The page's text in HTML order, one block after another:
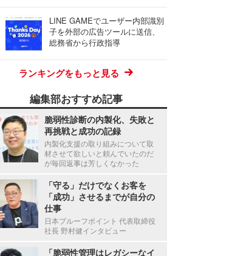
LINE GAMEでユーザー内部識別
子を外部の広告ツールに送信、
総務省から行政指導
ランキングをもっと見る
編集部おすすめ記事
脆弱性診断の内製化、失敗と
再挑戦と成功の記録
内製化支援の取り組みについて取
材させて欲しいと頼んでいたのだ
が毎回返事は芳しくなかった
「守る」だけでなくお客を
「成功」させるまでが自分の
仕事
日本プルーフポイント 代表取締役
社長 野村健インタビュー
「脆弱性管理はレガシーなイ